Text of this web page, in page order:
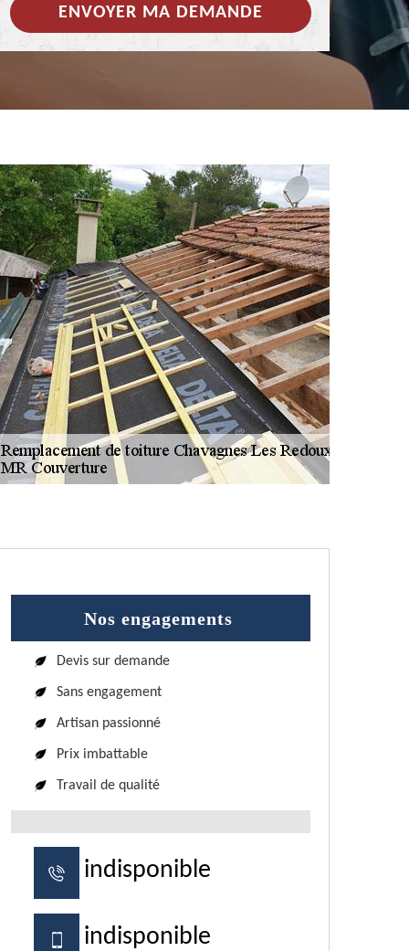
Nos engagements
Devis sur demande
Sans engagement
Artisan passionné
Prix imbattable
Travail de qualité
indisponible
indisponible